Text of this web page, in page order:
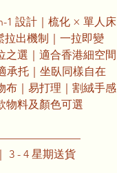
1 設計｜梳化 × 單人床
拉出機制｜一拉即變
之選｜適合香港細空間
承托｜坐臥同樣自在
布｜易打理｜割絨手感
物料及顏色可選
3 - 4 星期送貨